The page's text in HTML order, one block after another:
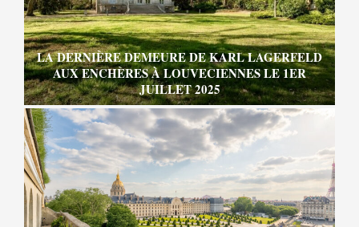
LA DERNIÈRE DEMEURE DE KARL LAGERFELD
AUX ENCHÈRES À LOUVECIENNES LE 1ER
JUILLET 2025